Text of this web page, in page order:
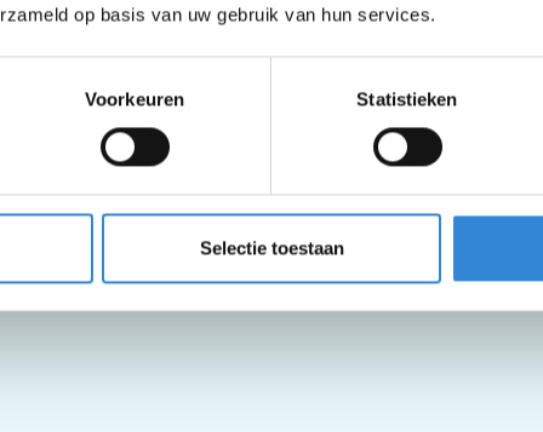
op basis van uw gebruik van hun services.
Voorkeuren Statistieken
Selectie toestaan